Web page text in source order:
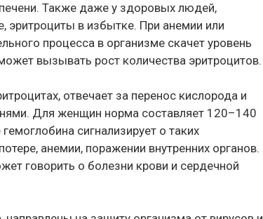
Также даже у здоровых людей,
эритроциты в избытке. При анемии или
процесса в организме скачет уровень
вызывать рост количества эритроцитов.
отвечает за перенос кислорода и
Для женщин норма составляет 120–140
сигнализирует о таких
анемии, поражении внутренних органов.
говорить о болезни крови и сердечной